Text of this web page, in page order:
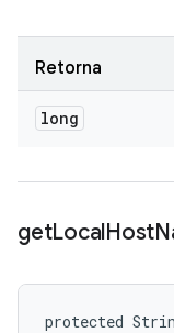
Retorna
long
getLocalHost
protected